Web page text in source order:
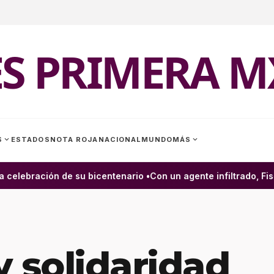
PRIMERA
expand_more ESTADOS NOTA ROJA NACIONAL MUNDOMÁS expand_more
de su bicentenario •Con un agente infiltrado,